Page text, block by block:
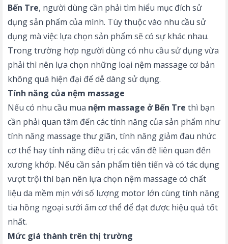
Bến Tre, người dùng cần phải tìm hiểu mục đích sử
dụng sản phẩm của mình. Tùy thuộc vào nhu cầu sử
dụng mà việc lựa chọn sản phẩm sẽ có sự khác nhau.
Trong trường hợp người dùng có nhu cầu sử dụng vừa
phải thì nên lựa chọn những loại nệm massage cơ bản
không quá hiện đại để dễ dàng sử dụng.
Tính năng của nệm massage
Nếu có nhu cầu mua nệm massage ở Bến Tre thì bạn
cần phải quan tâm đến các tính năng của sản phẩm như
tính năng massage thư giãn, tính năng giảm đau nhức
cơ thể hay tính năng điều trị các vấn đề liên quan đến
xương khớp. Nếu cần sản phẩm tiên tiến và có tác dụng
vượt trội thì bạn nên lựa chọn nệm massage có chất
liệu da mềm mịn với số lượng motor lớn cùng tính năng
tia hồng ngoại sưởi ấm cơ thể để đạt được hiệu quả tốt
nhất.
Mức giá thành trên thị trường